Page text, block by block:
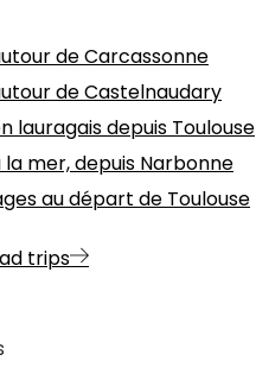
de Carcassonne
de Castelnaudary
lauragais depuis Toulouse
la mer, depuis Narbonne
au départ de Toulouse
trips